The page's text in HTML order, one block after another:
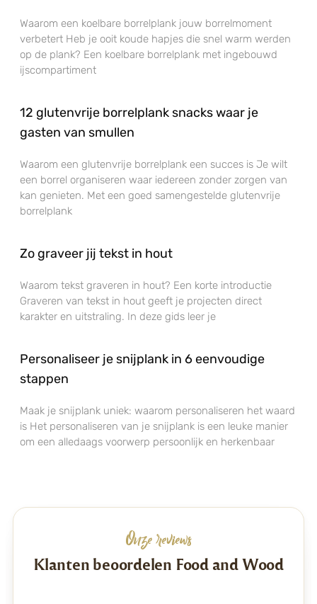
Waarom een koelbare borrelplank jouw borrelmoment
verbetert Heb je ooit koude hapjes die snel warm werden
op de plank? Een koelbare borrelplank met ingebouwd
ijscompartiment
12 glutenvrije borrelplank snacks waar je
gasten van smullen
Waarom een glutenvrije borrelplank een succes is Je wilt
een borrel organiseren waar iedereen zonder zorgen van
kan genieten. Met een goed samengestelde glutenvrije
borrelplank
Zo graveer jij tekst in hout
Waarom tekst graveren in hout? Een korte introductie
Graveren van tekst in hout geeft je projecten direct
karakter en uitstraling. In deze gids leer je
Personaliseer je snijplank in 6 eenvoudige
stappen
Maak je snijplank uniek: waarom personaliseren het waard
is Het personaliseren van je snijplank is een leuke manier
om een alledaags voorwerp persoonlijk en herkenbaar
Onze reviews
Klanten beoordelen Food and Wood